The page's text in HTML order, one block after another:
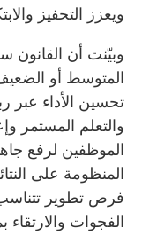
ويعزز التحفيز
وبيّنت أن القانون
المتوسط أو
تحسين الأداء عبر
والتعلم المستمر
الموظفين لرفع
المنظومة على
فرص تطوير
الفجوات والارتقاء